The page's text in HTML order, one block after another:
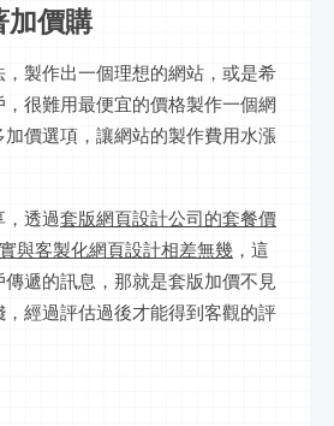
加價購
製作出一個理想的網站，或是希
很難用最便宜的價格製作一個網
價選項，讓網站的製作費用水漲
透過套版網頁設計公司的套餐價
與客製化網頁設計相差無幾 ，這
遞的訊息，那就是套版加價不見
經過評估過後才能得到客觀的評